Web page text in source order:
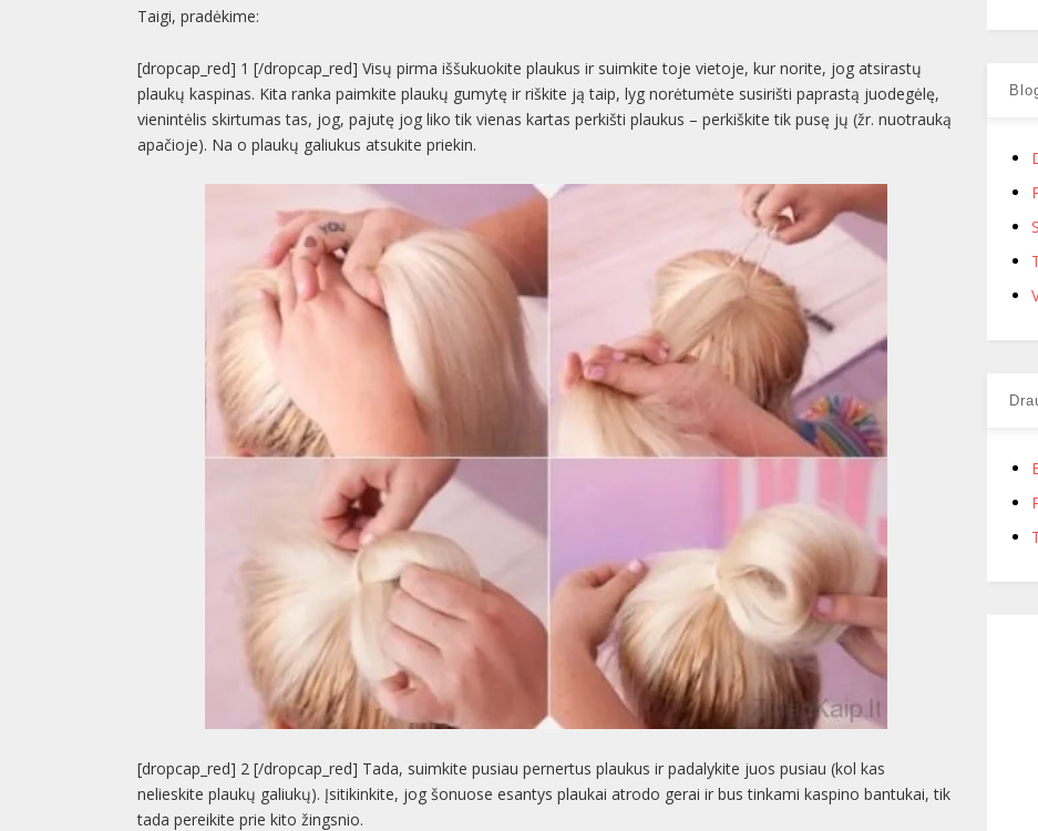
Taigi, pradėkime:
[dropcap_red] 1 [/dropcap_red] Visų pirma iššukuokite plaukus ir suimkite toje vietoje, kur norite, jog atsirastų
plaukų kaspinas. Kita ranka paimkite plaukų gumytę ir riškite ją taip, lyg norėtumėte susirišti paprastą juodegėlę,
vienintėlis skirtumas tas, jog, pajutę jog liko tik vienas kartas perkišti plaukus – perkiškite tik pusę jų (žr. nuotrauką
apačioje). Na o plaukų galiukus atsukite priekin.
[dropcap_red] 2 [/dropcap_red] Tada, suimkite pusiau pernertus plaukus ir padalykite juos pusiau (kol kas
nelieskite plaukų galiukų). Įsitikinkite, jog šonuose esantys plaukai atrodo gerai ir bus tinkami kaspino bantukai, tik
tada pereikite prie kito žingsnio.